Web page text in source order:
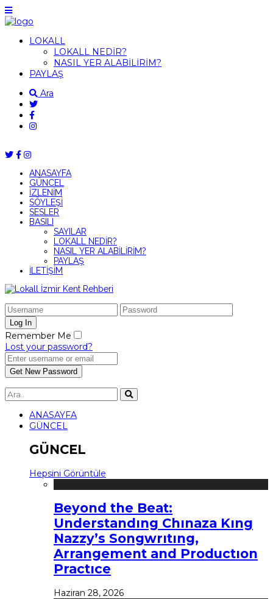
LOKALL
LOKALL NEDİR?
NASIL YER ALABİLİRİM?
PAYLAŞ
Ara
ANASAYFA
GÜNCEL
İZLENİM
SÖYLEŞİ
SESLER
BASILI
SAYILAR
LOKALL NEDİR?
NASIL YER ALABİLİRİM?
PAYLAŞ
İLETİŞİM
Remember Me
Lost your password?
ANASAYFA
GÜNCEL
GÜNCEL
Hepsini Görüntüle
Beyond the Beat:
Understandıng Chınaza Kıng
Nazzy’s Songwrıtıng,
Arrangement and Productıon
Practıce
Haziran 28, 2026